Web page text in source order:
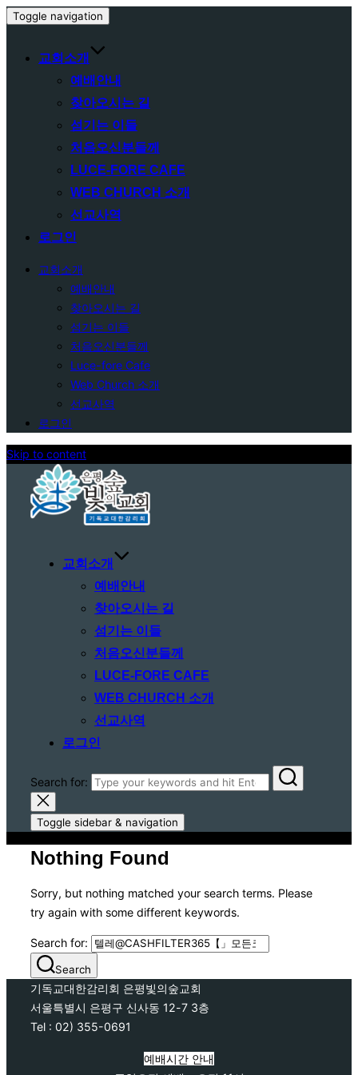
Toggle navigation
교회소개
예배안내
찾아오시는 길
섬기는 이들
처음오신분들께
LUCE-FORE CAFE
WEB CHURCH 소개
선교사역
로그인
교회소개
예배안내
찾아오시는 길
섬기는 이들
처음오신분들께
Luce-fore Cafe
Web Church 소개
선교사역
로그인
Skip to content
교회소개
예배안내
찾아오시는 길
섬기는 이들
처음오신분들께
LUCE-FORE CAFE
WEB CHURCH 소개
선교사역
로그인
Search for:
Toggle sidebar & navigation
Nothing Found
Sorry, but nothing matched your search terms. Please
try again with some different keywords.
Search for:
Search
기독교대한감리회 은평빛의숲교회
서울특별시 은평구 신사동 12-7 3층
Tel : 02) 355-0691
예배시간 안내